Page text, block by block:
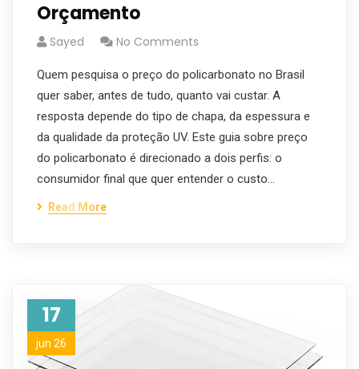
Orçamento
Sayed No Comments
Quem pesquisa o preço do policarbonato no Brasil
quer saber, antes de tudo, quanto vai custar. A
resposta depende do tipo de chapa, da espessura e
da qualidade da proteção UV. Este guia sobre preço
do policarbonato é direcionado a dois perfis: o
consumidor final que quer entender o custo…
Read More
17
jun 26